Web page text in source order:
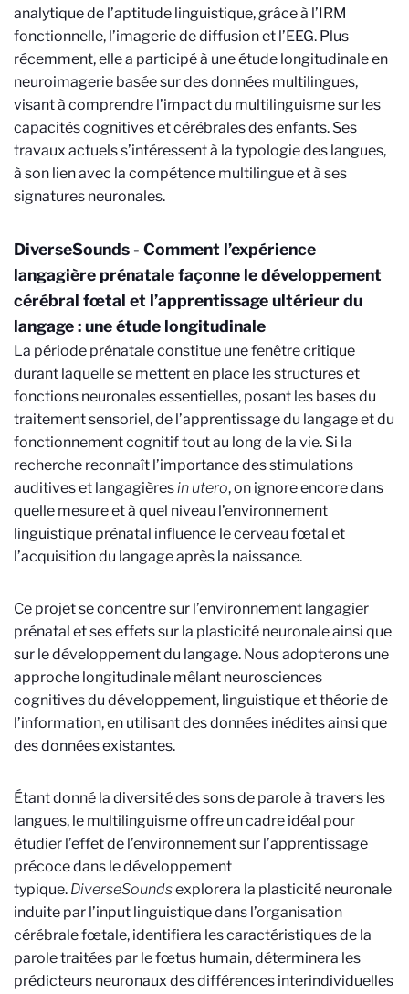
analytique de l’aptitude linguistique, grâce à l’IRM
fonctionnelle, l’imagerie de diffusion et l’EEG. Plus
récemment, elle a participé à une étude longitudinale en
neuroimagerie basée sur des données multilingues,
visant à comprendre l’impact du multilinguisme sur les
capacités cognitives et cérébrales des enfants. Ses
travaux actuels s’intéressent à la typologie des langues,
à son lien avec la compétence multilingue et à ses
signatures neuronales.
DiverseSounds - Comment l’expérience
langagière prénatale façonne le développement
cérébral fœtal et l’apprentissage ultérieur du
langage : une étude longitudinale
La période prénatale constitue une fenêtre critique
durant laquelle se mettent en place les structures et
fonctions neuronales essentielles, posant les bases du
traitement sensoriel, de l’apprentissage du langage et du
fonctionnement cognitif tout au long de la vie. Si la
recherche reconnaît l’importance des stimulations
auditives et langagièresin utero, on ignore encore dans
quelle mesure et à quel niveau l’environnement
linguistique prénatal influence le cerveau fœtal et
l’acquisition du langage après la naissance.
Ce projet se concentre sur l’environnement langagier
prénatal et ses effets sur la plasticité neuronale ainsi que
sur le développement du langage. Nous adopterons une
approche longitudinale mêlant neurosciences
cognitives du développement, linguistique et théorie de
l’information, en utilisant des données inédites ainsi que
des données existantes.
Étant donné la diversité des sons de parole à travers les
langues, le multilinguisme offre un cadre idéal pour
étudier l’effet de l’environnement sur l’apprentissage
précoce dans le développement
typique. DiverseSoundsexplorera la plasticité neuronale
induite par l’input linguistique dans l’organisation
cérébrale fœtale, identifiera les caractéristiques de la
parole traitées par le fœtus humain, déterminera les
prédicteurs neuronaux des différences interindividuelles